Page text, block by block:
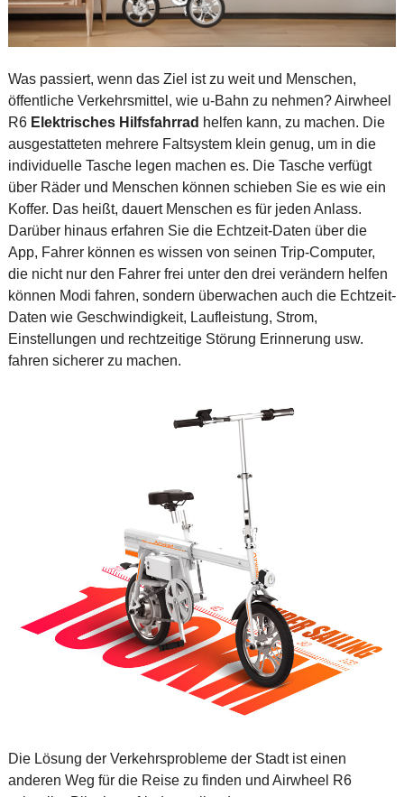
Was passiert, wenn das Ziel ist zu weit und Menschen,
öffentliche Verkehrsmittel, wie u-Bahn zu nehmen? Airwheel
R6 Elektrisches Hilfsfahrrad helfen kann, zu machen. Die
ausgestatteten mehrere Faltsystem klein genug, um in die
individuelle Tasche legen machen es. Die Tasche verfügt
über Räder und Menschen können schieben Sie es wie ein
Koffer. Das heißt, dauert Menschen es für jeden Anlass.
Darüber hinaus erfahren Sie die Echtzeit-Daten über die
App, Fahrer können es wissen von seinen Trip-Computer,
die nicht nur den Fahrer frei unter den drei verändern helfen
können Modi fahren, sondern überwachen auch die Echtzeit-
Daten wie Geschwindigkeit, Laufleistung, Strom,
Einstellungen und rechtzeitige Störung Erinnerung usw.
fahren sicherer zu machen.
Die Lösung der Verkehrsprobleme der Stadt ist einen
anderen Weg für die Reise zu finden und Airwheel R6